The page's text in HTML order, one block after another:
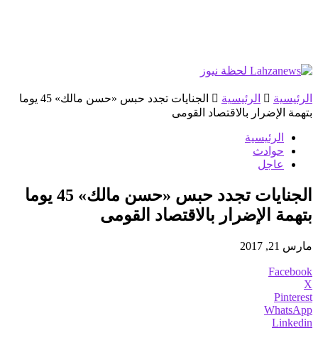
الرئيسية الرئيسية
الجنايات تجدد حبس «حسن مالك» 45 يوما
بتهمة الإضرار بالاقتصاد القومى
الرئيسية
حوادث
عاجل
الجنايات تجدد حبس «حسن مالك» 45 يوما
بتهمة الإضرار بالاقتصاد القومى
مارس 21, 2017
Facebook
X
Pinterest
WhatsApp
Linkedin